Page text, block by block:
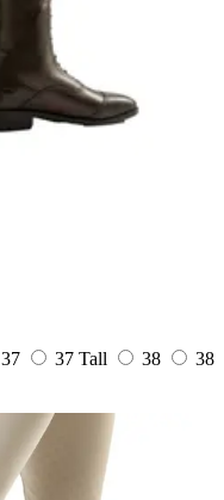
37 37 Tall 38
38